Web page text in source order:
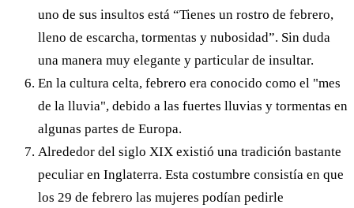
uno de sus insultos está “Tienes un rostro de febrero,
lleno de escarcha, tormentas y nubosidad”. Sin duda
una manera muy elegante y particular de insultar.
En la cultura celta, febrero era conocido como el "mes
de la lluvia", debido a las fuertes lluvias y tormentas en
algunas partes de Europa.
Alrededor del siglo XIX existió una tradición bastante
peculiar en Inglaterra. Esta costumbre consistía en que
los 29 de febrero las mujeres podían pedirle